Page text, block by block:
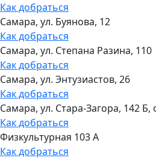
Как добраться
Самара, ул. Буянова, 12
Как добраться
Самара, ул. Степана Разина, 110
Как добраться
Самара, ул. Энтузиастов, 26
Как добраться
Самара, ул. Стара-Загора, 142 Б,
Как добраться
Физкультурная 103 А
Как добраться